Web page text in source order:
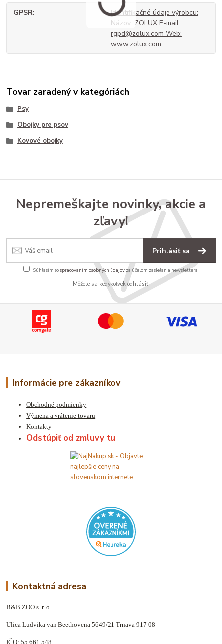
GPSR
Identifikačné údaje výrobcu:
Názov: ZOLUX E-mail:
rgpd@zolux.com Web:
www.zolux.com
Tovar zaradený v kategóriách
Psy
Obojky pre psov
Kovové obojky
Nepremeškajte novinky, akcie a
zľavy!
Prihlásiť sa
Súhlasím sospracovaním osobných údajov za účelom zasielania newslettera.
Môžete sa kedykoľvek odhlásiť.
Informácie pre zákazníkov
Obchodné podmienky
Výmena a vrátenie tovaru
Kontakty
Odstúpiť od zmluvy tu
Kontaktná adresa
B&B ZOO s. r. o.
Ulica Ludvika van Beethovena 5649/21 Trnava 917 08
IČO: 55 661 548